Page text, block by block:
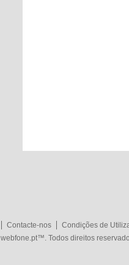
Contacte-nos Condições de
webfone.pt™. Todos direitos